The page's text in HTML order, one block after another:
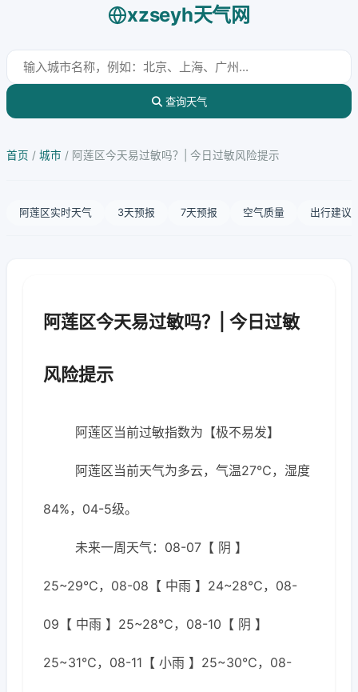
xzseyh天气网
查询天气
首页 / 城市 / 阿莲区今天易过敏吗？| 今日过敏风险提示
阿莲区实时天气 3天预报 7天预报 空气质量 出行建议
阿莲区今天易过敏吗？| 今日过敏
风险提示
阿莲区当前过敏指数为【极不易发】
阿莲区当前天气为多云，气温27℃，湿度
84%，04-5级。
未来一周天气：08-07【 阴 】
25~29℃，08-08【 中雨 】24~28℃，08-
09【 中雨 】25~28℃，08-10【 阴 】
25~31℃，08-11【 小雨 】25~30℃，08-